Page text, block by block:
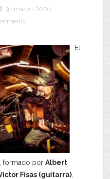
31 marzo, 2026
El
, formado por Albert
Fisas (guitarra)